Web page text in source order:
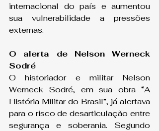
internacional do país e aumentou
sua vulnerabilidade a pressões
externas.
O alerta de Nelson Werneck
Sodré
O historiador e militar Nelson
Werneck Sodré, em sua obra “A
História Militar do Brasil”, já alertava
para o risco de desarticulação entre
segurança e soberania. Segundo